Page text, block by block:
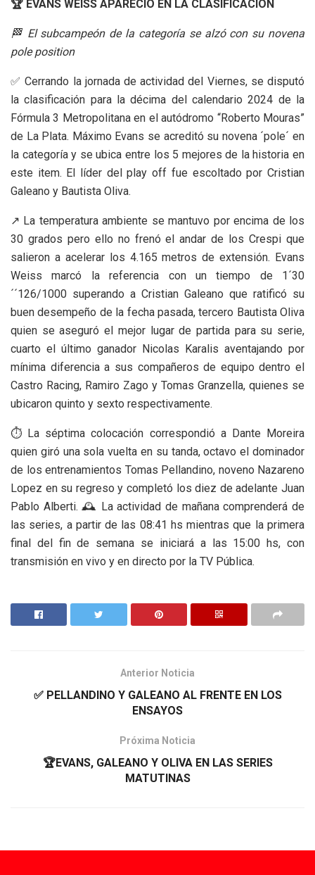
🏆 EVANS WEISS APARECIO EN LA CLASIFICACION
🏁 El subcampeón de la categoría se alzó con su novena
pole position
✅ Cerrando la jornada de actividad del Viernes, se disputó
la clasificación para la décima del calendario 2024 de la
Fórmula 3 Metropolitana en el autódromo “Roberto Mouras”
de La Plata. Máximo Evans se acreditó su novena ´pole´ en
la categoría y se ubica entre los 5 mejores de la historia en
este item. El líder del play off fue escoltado por Cristian
Galeano y Bautista Oliva.
↗️ La temperatura ambiente se mantuvo por encima de los
30 grados pero ello no frenó el andar de los Crespi que
salieron a acelerar los 4.165 metros de extensión. Evans
Weiss marcó la referencia con un tiempo de 1´30
´´126/1000 superando a Cristian Galeano que ratificó su
buen desempeño de la fecha pasada, tercero Bautista Oliva
quien se aseguró el mejor lugar de partida para su serie,
cuarto el último ganador Nicolas Karalis aventajando por
mínima diferencia a sus compañeros de equipo dentro el
Castro Racing, Ramiro Zago y Tomas Granzella, quienes se
ubicaron quinto y sexto respectivamente.
⏱️ La séptima colocación correspondió a Dante Moreira
quien giró una sola vuelta en su tanda, octavo el dominador
de los entrenamientos Tomas Pellandino, noveno Nazareno
Lopez en su regreso y completó los diez de adelante Juan
Pablo Alberti. 🕰️ La actividad de mañana comprenderá de
las series, a partir de las 08:41 hs mientras que la primera
final del fin de semana se iniciará a las 15:00 hs, con
transmisión en vivo y en directo por la TV Pública.
Anterior Noticia
✅ PELLANDINO Y GALEANO AL FRENTE EN LOS
ENSAYOS
Próxima Noticia
🏆EVANS, GALEANO Y OLIVA EN LAS SERIES
MATUTINAS